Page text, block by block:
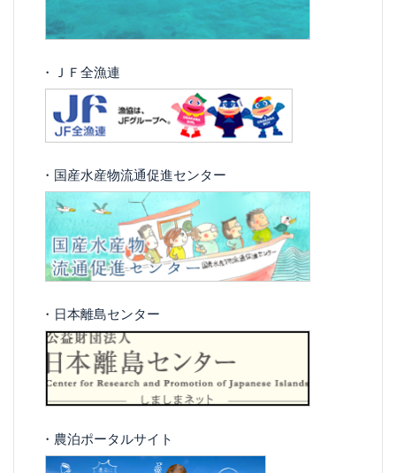
・ＪＦ全漁連
・国産水産物流通促進センター
・日本離島センター
・農泊ポータルサイト